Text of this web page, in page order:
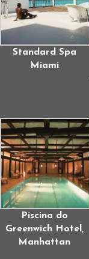
Standard Spa
Miami
Piscina do
Greenwich Hotel,
Manhattan